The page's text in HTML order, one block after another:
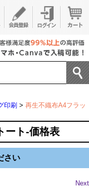
印刷 > 再生不織布A4フラッ
ート-価格表
さい
Next